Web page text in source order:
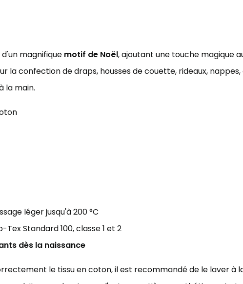
magnifique motif de Noël, ajoutant une touche magique
la confection de draps, housses de couette, rideaux,
la main.
léger jusqu'à 200 °C
Tex Standard 100, classe 1 et 2
dès la naissance
le tissu en coton, il est recommandé de le laver à